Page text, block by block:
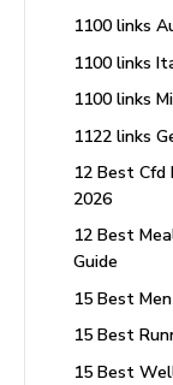
1100 links
1100 links
1100 links
1122 links
12 Best Cfd
2026
12 Best
Guide
15 Best
15 Best
15 Best